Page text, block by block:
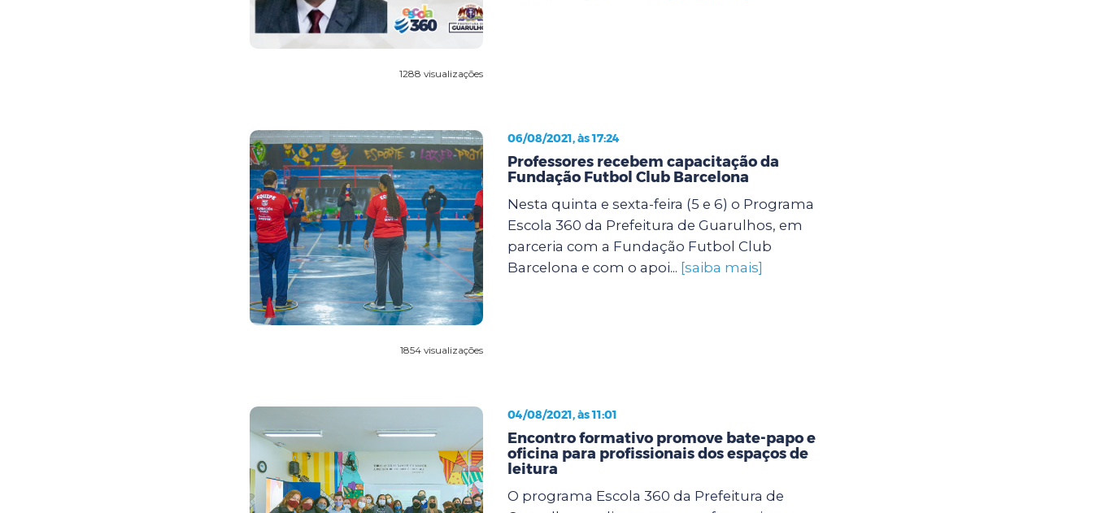
1288 visualizações
1854 visualizações
06/08/2021, às 17:24
Professores recebem capacitação da
Fundação Futbol Club Barcelona
Nesta quinta e sexta-feira (5 e 6) o Programa
Escola 360 da Prefeitura de Guarulhos, em
parceria com a Fundação Futbol Club
Barcelona e com o apoi... [saiba mais]
04/08/2021, às 11:01
Encontro formativo promove bate-papo e
oficina para profissionais dos espaços de
leitura
O programa Escola 360 da Prefeitura de